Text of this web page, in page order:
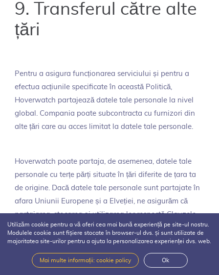
9. Transferul către alte
țări
Pentru a asigura funcționarea serviciului și pentru a
efectua acțiunile specificate în această Politică,
Hoverwatch partajează datele tale personale la nivel
global. Compania poate subcontracta cu furnizori din
alte țări care au acces limitat la datele tale personale.
Hoverwatch poate partaja, de asemenea, datele tale
personale cu terțe părți situate în țări diferite de țara ta
de origine. Dacă datele tale personale sunt partajate în
afara Uniunii Europene și a Elveției, ne asigurăm că
partajarea, stocarea și utilizarea lor respectă Clauzele
Contractuale Standard aprobate de Comisia Europeană.
10. Link-uri
Utilizăm cookie pentru a vă oferi cea mai bună experiență pe site-ul nostru.
Modulele cookie sunt fișiere stocate în browser-ul dvs. și sunt utilizate de
majoritatea site-urilor pentru a ajuta la personalizarea experienței dvs. web.
Mai multe informații: cookie policy Ok